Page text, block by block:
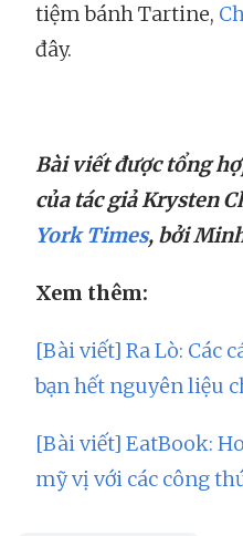
tiệm bánh Tartine,
đây.
Bài viết được tổng
của tác giả Krysten
York Times, bởi
Xem thêm:
[Bài viết] Ra Lò: Các
bạn hết nguyên liệu
[Bài viết] EatBook:
mỹ vị với các công